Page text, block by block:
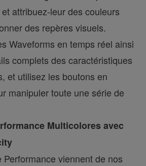
attribuez-leur des couleurs
des repères visuels.
Waveforms en temps réel ainsi
complets des caractéristiques
et utilisez les boutons en
manipuler toute une série de
Multicolores avec
Performance viennent de nos